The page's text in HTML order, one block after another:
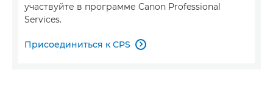
участвуйте в программе Canon Professional
Services.
Присоединиться к CPS 